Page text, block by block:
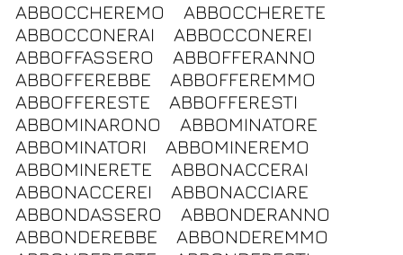
ABBOCCHEREMO
ABBOCCHERETE
ABBOCCONERAI
ABBOCCONEREI
ABBOFFASSERO
ABBOFFERANNO
ABBOFFEREBBE
ABBOFFEREMMO
ABBOFFERESTE
ABBOFFERESTI
ABBOMINARONO
ABBOMINATORE
ABBOMINATORI
ABBOMINEREMO
ABBOMINERETE
ABBONACCERAI
ABBONACCEREI
ABBONACCIARE
ABBONDASSERO
ABBONDERANNO
ABBONDEREBBE
ABBONDEREMMO